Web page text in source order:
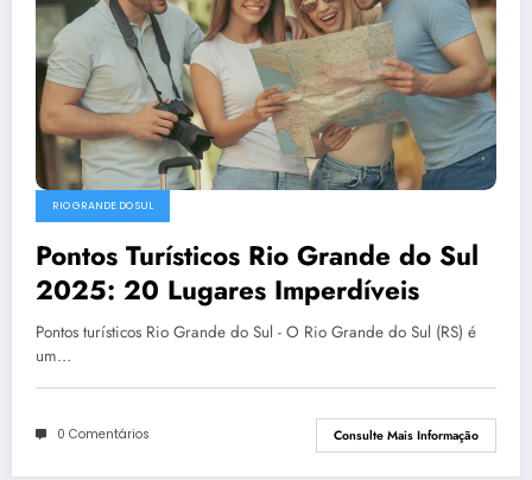
RIO GRANDE DO SUL
Pontos Turísticos Rio Grande do Sul
2025: 20 Lugares Imperdíveis
Pontos turísticos Rio Grande do Sul - O Rio Grande do Sul (RS) é
um…
0 Comentários Consulte Mais Informação